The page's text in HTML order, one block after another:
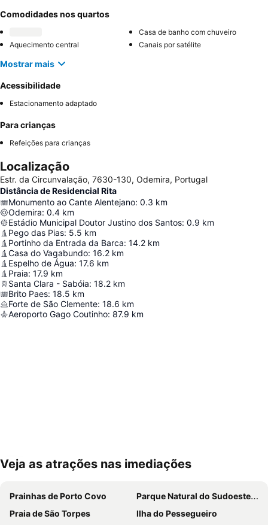
Comodidades nos quartos
Casa de banho com chuveiro
Aquecimento central
Canais por satélite
Mostrar mais
Acessibilidade
Estacionamento adaptado
Para crianças
Refeições para crianças
Localização
Estr. da Circunvalação, 7630-130, Odemira, Portugal
Distância de Residencial Rita
Monumento ao Cante Alentejano: 0.3 km
Odemira: 0.4 km
Estádio Municipal Doutor Justino dos Santos: 0.9 km
Pego das Pias: 5.5 km
Portinho da Entrada da Barca: 14.2 km
Casa do Vagabundo: 16.2 km
Espelho de Água: 17.6 km
Praia: 17.9 km
Santa Clara - Sabóia: 18.2 km
Brito Paes: 18.5 km
Forte de São Clemente: 18.6 km
Aeroporto Gago Coutinho: 87.9 km
Ampliar mapa
Veja as atrações nas imediações
Prainhas de Porto Covo
Parque Natural do Sudoeste Alentejano e Costa Vicentina
Praia de São Torpes
Ilha do Pessegueiro